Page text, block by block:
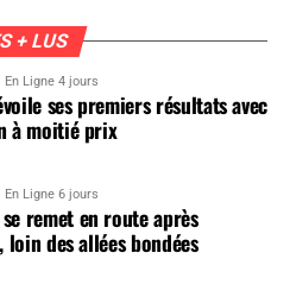
+ LUS
En Ligne 4 jours
ses premiers résultats avec
à moitié prix
En Ligne 6 jours
remet en route après
loin des allées bondées